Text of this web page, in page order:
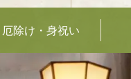
厄除け・身祝い